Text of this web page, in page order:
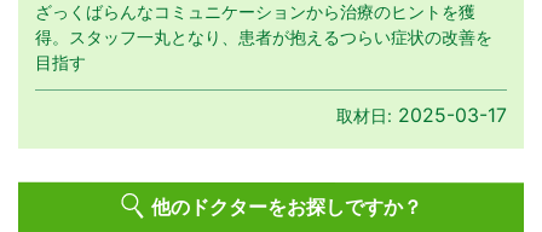
ざっくばらんなコミュニケーションから治療のヒントを獲
得。スタッフ一丸となり、患者が抱えるつらい症状の改善を
目指す
取材日: 2025-03-17
他のドクターをお探しですか？